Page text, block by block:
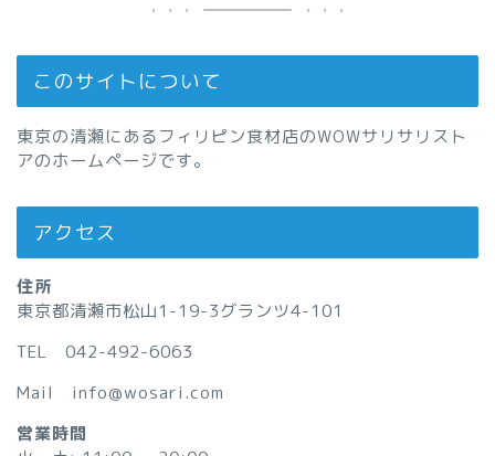
このサイトについて
東京の清瀬にあるフィリピン食材店のWOWサリサリスト
アのホームページです。
アクセス
住所
東京都清瀬市松山1-19-3グランツ4-101
TEL 042-492-6063
Mail info@wosari.com
営業時間